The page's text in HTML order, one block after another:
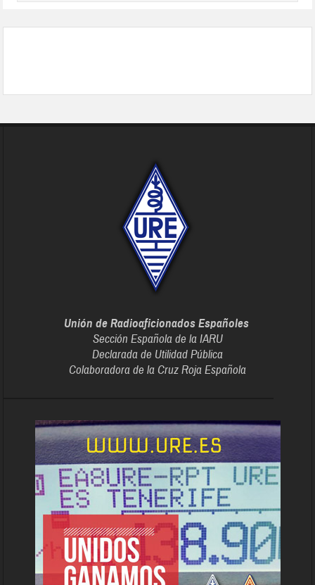
Unión de Radioaficionados Españoles
Sección Española de la IARU
Declarada de Utilidad Pública
Colaboradora de la Cruz Roja Española